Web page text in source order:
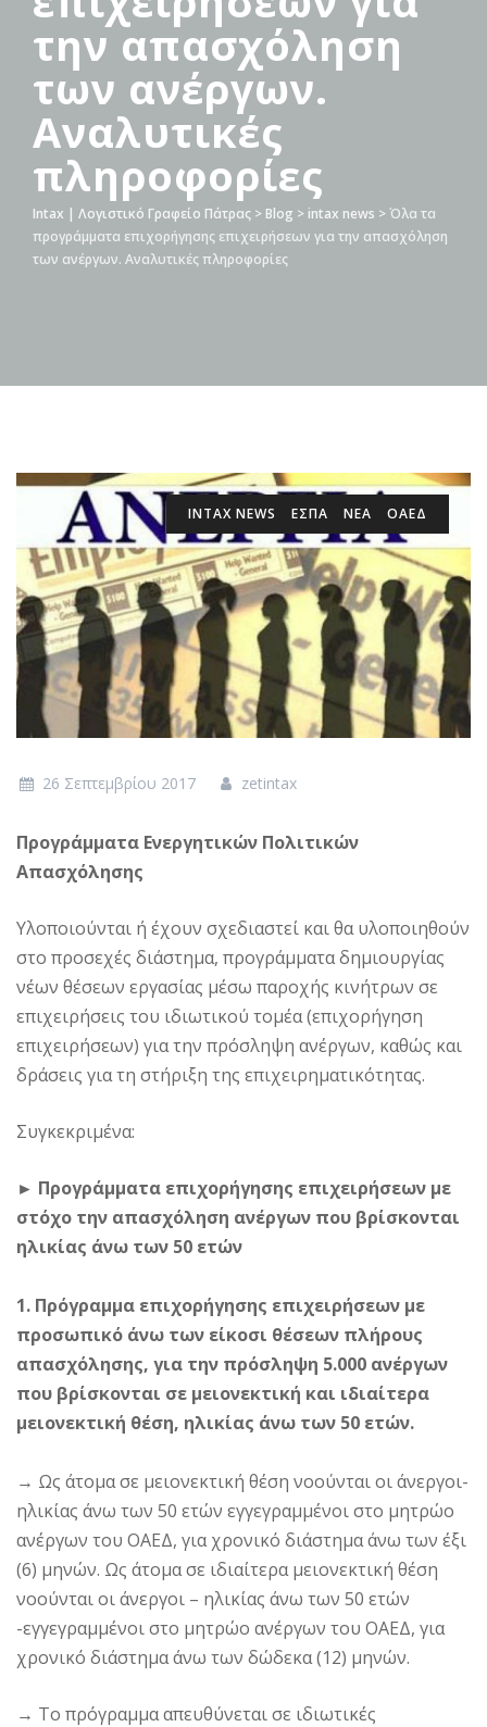
την απασχόληση
των ανέργων.
Αναλυτικές
πληροφορίες
Intax | Λογιστικό Γραφείο Πάτρας > Blog > intax news >Όλα τα
προγράμματα επιχορήγησης επιχειρήσεων για την απασχόληση
των ανέργων. Αναλυτικές πληροφορίες
INTAX NEWS ΕΣΠΑ ΝΕΑ ΟΑΕΔ
26 Σεπτεμβρίου 2017 zetintax
Προγράμματα Ενεργητικών Πολιτικών
Απασχόλησης
Υλοποιούνται ή έχουν σχεδιαστεί και θα υλοποιηθούν
στο προσεχές διάστημα, προγράμματα δημιουργίας
νέων θέσεων εργασίας μέσω παροχής κινήτρων σε
επιχειρήσεις του ιδιωτικού τομέα (επιχορήγηση
επιχειρήσεων) για την πρόσληψη ανέργων, καθώς και
δράσεις για τη στήριξη της επιχειρηματικότητας.
Συγκεκριμένα:
► Προγράμματα επιχορήγησης επιχειρήσεων με
στόχο την απασχόληση ανέργων που βρίσκονται
ηλικίας άνω των 50 ετών
1. Πρόγραμμα επιχορήγησης επιχειρήσεων με
προσωπικό άνω των είκοσι θέσεων πλήρους
απασχόλησης, για την πρόσληψη 5.000 ανέργων
που βρίσκονται σε μειονεκτική και ιδιαίτερα
μειονεκτική θέση, ηλικίας άνω των 50 ετών.
→ Ως άτομα σε μειονεκτική θέση νοούνται οι άνεργοι-
ηλικίας άνω των 50 ετών εγγεγραμμένοι στο μητρώο
ανέργων του ΟΑΕΔ, για χρονικό διάστημα άνω των έξι
(6) μηνών. Ως άτομα σε ιδιαίτερα μειονεκτική θέση
νοούνται οι άνεργοι – ηλικίας άνω των 50 ετών
-εγγεγραμμένοι στο μητρώο ανέργων του ΟΑΕΔ, για
χρονικό διάστημα άνω των δώδεκα (12) μηνών.
→ Το πρόγραμμα απευθύνεται σε ιδιωτικές